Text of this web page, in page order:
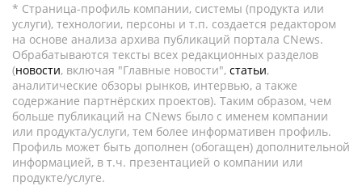
* Страница-профиль компании, системы (продукта или
услуги), технологии, персоны и т.п. создается редактором
на основе анализа архива публикаций портала CNews.
Обрабатываются тексты всех редакционных разделов
(новости, включая "Главные новости", статьи,
аналитические обзоры рынков, интервью, а также
содержание партнёрских проектов). Таким образом, чем
больше публикаций на CNews было с именем компании
или продукта/услуги, тем более информативен профиль.
Профиль может быть дополнен (обогащен) дополнительной
информацией, в т.ч. презентацией о компании или
продукте/услуге.